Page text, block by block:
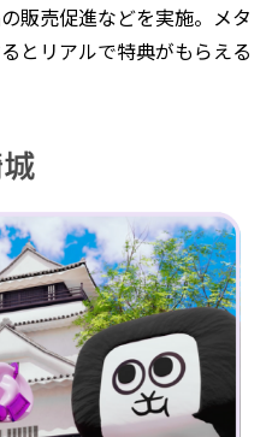
販売促進などを実施。メタ
とリアルで特典がもらえる